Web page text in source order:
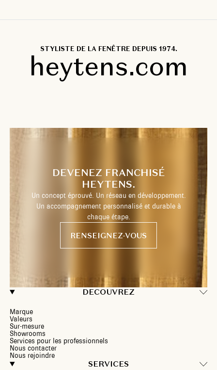
STYLISTE DE LA FENÊTRE DEPUIS 1974.
heytens.com
DECOUVREZ
Marque
Valeurs
Sur-mesure
Showrooms
Services pour les professionnels
Nous contacter
Nous rejoindre
SERVICES
DEVENEZ FRANCHISÉ
HEYTENS.
Un concept éprouvé. Un réseau en développement.
Un accompagnement personnalisé et durable à
chaque étape.
RENSEIGNEZ-VOUS